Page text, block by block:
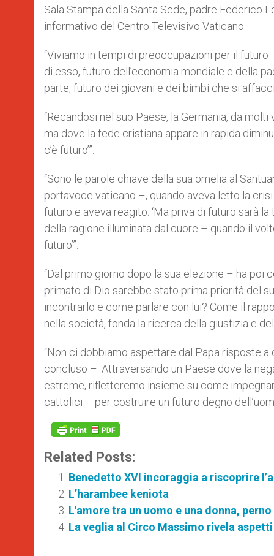
Sala Stampa della Santa Sede, padre Federico
informativo del Centro Televisivo Vaticano.
“Viviamo in tempi di preoccupazioni per il
di esso, futuro dell’economia mondiale e della
parte, futuro dei giovani e dei bimbi che si
“Recandosi nel suo Paese, la Germania, da
ma dove la fede cristiana appare in rapida
c’è futuro’”.
“Sono le parole chiave della sua omelia al
portavoce vaticano –, quando aveva letto la
futuro e aveva reagito: ‘Ma priva di futuro sarà
della ragione illuminata dal cuore – quando il
futuro’”.
“Dal primo giorno dopo la sua elezione – ha poi
primato di Dio sarebbe stato prima priorità del
incontrarlo e come parlare con lui? Come il
nella società, fonda la ricerca della giustizia e
“Non ci dobbiamo aspettare dal Papa risposte
concluso –. Attraversando un Paese dove la
estreme, rifletteremo insieme su come
cattolici – per costruire un futuro degno
Related Posts:
Benedetto XVI incoraggia a riscoprire
L’harambee keniota
L'amore tra un uomo e una donna,
La veglia al Circo Massimo rivela